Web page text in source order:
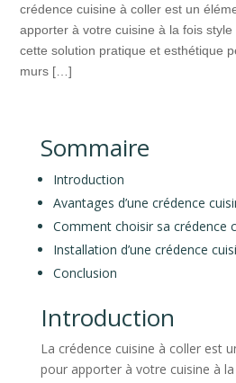
crédence cuisine à coller est un
apporter à votre cuisine à la fois style
cette solution pratique et esthétique
murs […]
Sommaire
Introduction
Avantages d’une crédence
Comment choisir sa crédence
Installation d’une crédence
Conclusion
Introduction
La crédence cuisine à coller est
pour apporter à votre cuisine à